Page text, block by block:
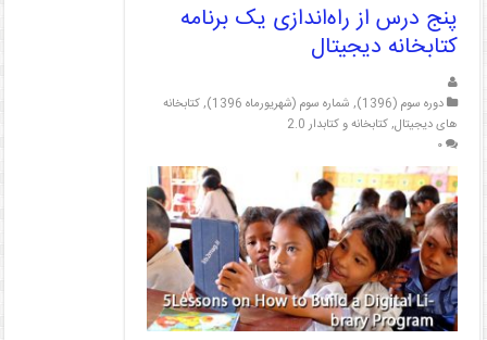
پنج درس از راه‌اندازی یک برنامه
کتابخانه دیجیتال
دوره سوم (1396) , شماره سوم (شهریورماه 1396) ,کتابخانه
های دیجیتال,کتابخانه و کتابدار 2.0
۰